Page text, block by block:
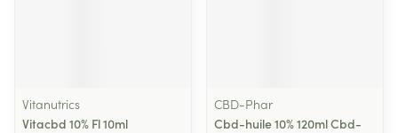
Vitanutrics
Vitacbd 10% Fl 10ml
CBD-Phar
Cbd-huile 10% 120ml Cbd-